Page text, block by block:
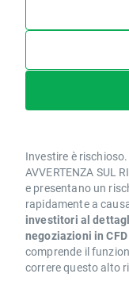
Investire è
AVVERTENZA SUL
e presentano un
rapidamente a
investitori al
negoziazioni in
comprende il
correre questo alto